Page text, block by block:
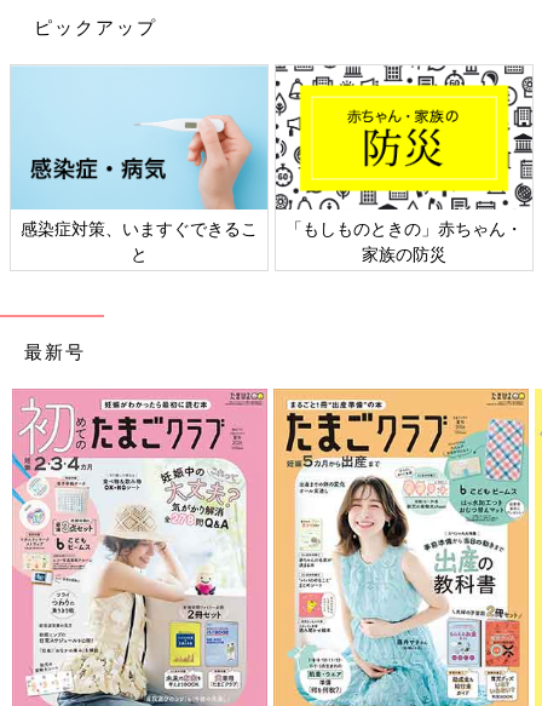
ピックアップ
感染症対策、いますぐできるこ
と
「もしものときの」赤ちゃん・
家族の防災
最新号